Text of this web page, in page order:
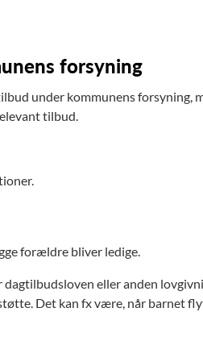
forsyning
under kommunens forsyning,
tilbud.
forældre bliver ledige.
eller anden
Det kan fx være, når barnet